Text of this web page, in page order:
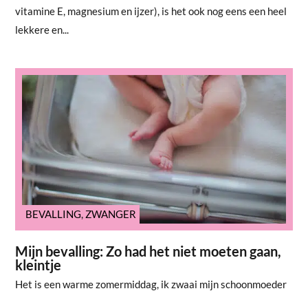
vitamine E, magnesium en ijzer), is het ook nog eens een heel
lekkere en...
BEVALLING, ZWANGER
Mijn bevalling: Zo had het niet moeten gaan,
kleintje
Het is een warme zomermiddag, ik zwaai mijn schoonmoeder